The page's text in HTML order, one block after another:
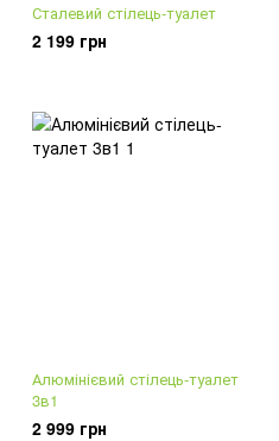
Сталевий стілець-туалет
2 199 грн
Алюмінієвий стілець-туалет
3в1
2 999 грн